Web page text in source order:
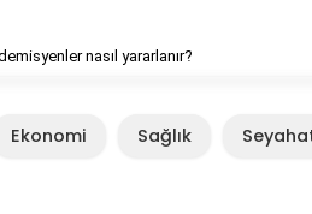
nasıl yararlanır?
Ekonomi Sağlık